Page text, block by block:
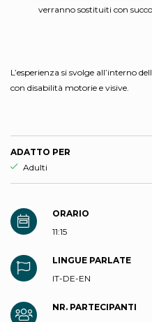
verranno sostituiti con
L’esperienza si svolge all’interno
con disabilità motorie e visive.
ADATTO PER
Esperienza adatta per
Adulti
ORARIO
11:15
LINGUE PARLATE
IT-DE-EN
NR. PARTECIPANTI